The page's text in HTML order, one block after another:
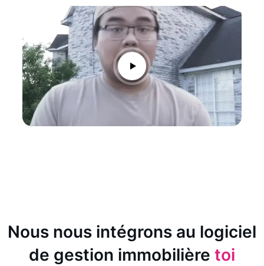
Nous nous intégrons au logiciel
de gestion immobilière toi